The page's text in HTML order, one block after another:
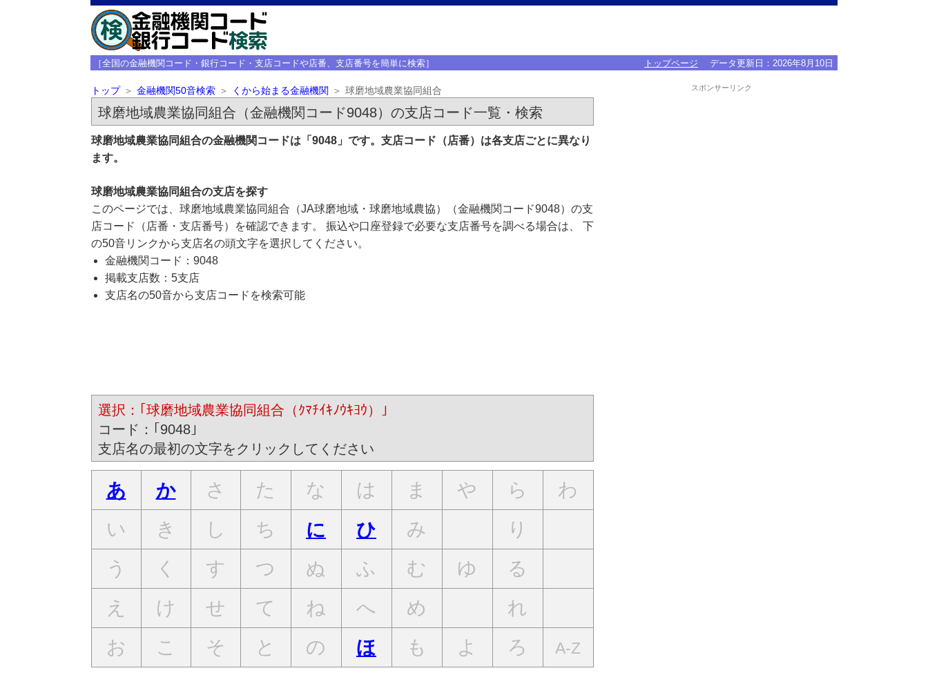
［全国の金融機関コード・銀行コード・支店コードや店番、支店番号を簡単に検索］ トップページ データ更新日： 2026年8月10日
トップ 金融機関50音検索 くから始まる金融機関 球磨地域農業協同組合
球磨地域農業協同組合（金融機関コード9048）の支店コード一覧・検索
球磨地域農業協同組合の金融機関コードは「9048」です。支店コード（店番）は各支店ごとに異なり
ます。
球磨地域農業協同組合の支店を探す
このページでは、球磨地域農業協同組合（JA球磨地域・球磨地域農協）（金融機関コード9048）の支
店コード（店番・支店番号）を確認できます。 振込や口座登録で必要な支店番号を調べる場合は、 下
の50音リンクから支店名の頭文字を選択してください。
金融機関コード：9048
掲載支店数：5支店
支店名の50音から支店コードを検索可能
選択：｢球磨地域農業協同組合（ｸﾏﾁｲｷﾉｳｷﾖｳ）｣
コード：｢9048｣
支店名の最初の文字をクリックしてください
あ か さ た な は ま や ら
わ
い
き し ち に ひ み
り
う
く す つ ぬ ふ む ゆ
る
え
け せ て ね へ め
れ
お
こ そ と の ほ も よ ろ A-Z
スポンサーリンク